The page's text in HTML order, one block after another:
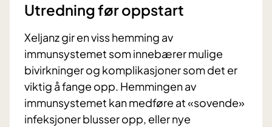
Utredning før oppstart
Xeljanz gir en viss hemming av
immunsystemet som innebærer mulige
bivirkninger og komplikasjoner som det er
viktig å fange opp. Hemmingen av
immunsystemet kan medføre at «sovende»
infeksjoner blusser opp, eller nye